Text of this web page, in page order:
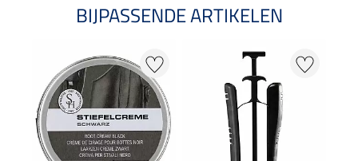
BIJPASSENDE ARTIKELEN